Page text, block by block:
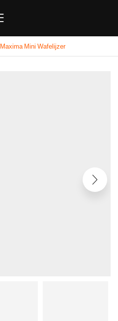
Maxima Mini Wafelijzer